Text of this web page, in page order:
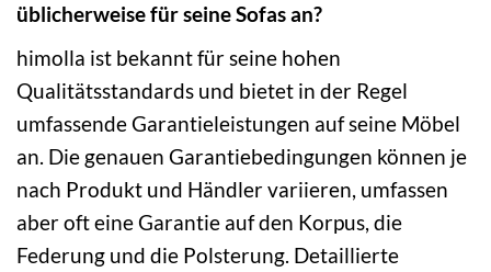
üblicherweise für seine Sofas an?
himolla ist bekannt für seine hohen
Qualitätsstandards und bietet in der Regel
umfassende Garantieleistungen auf seine Möbel
an. Die genauen Garantiebedingungen können je
nach Produkt und Händler variieren, umfassen
aber oft eine Garantie auf den Korpus, die
Federung und die Polsterung. Detaillierte